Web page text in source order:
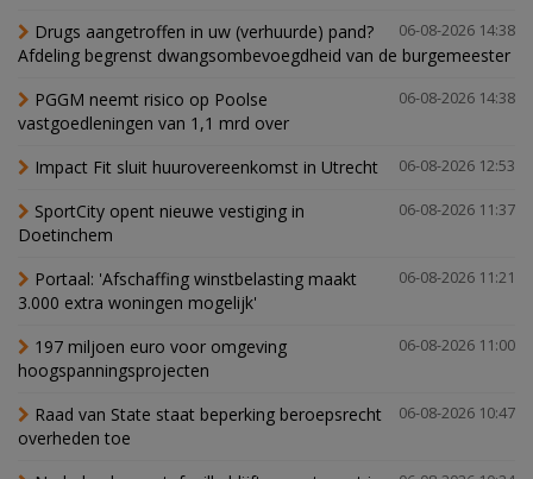
06-08-2026 14:38
Drugs aangetroffen in uw (verhuurde) pand?
Afdeling begrenst dwangsombevoegdheid van de burgemeester
06-08-2026 14:38
PGGM neemt risico op Poolse
vastgoedleningen van 1,1 mrd over
06-08-2026 12:53
Impact Fit sluit huurovereenkomst in Utrecht
06-08-2026 11:37
SportCity opent nieuwe vestiging in
Doetinchem
06-08-2026 11:21
Portaal: 'Afschaffing winstbelasting maakt
3.000 extra woningen mogelijk'
06-08-2026 11:00
197 miljoen euro voor omgeving
hoogspanningsprojecten
06-08-2026 10:47
Raad van State staat beperking beroepsrecht
overheden toe